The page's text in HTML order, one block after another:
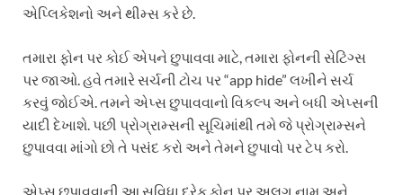
એપ્લિકેશનો અને થીમ્સ કરે છે.
તમારા ફોન પર કોઈ એપને છુપાવવા માટે, તમારા ફોનની સેટિંગ્સ
પર જાઓ. હવે તમારે સર્ચની ટોચ પર “app hide” લખીને સર્ચ
કરવું જોઈએ. તમને એપ્સ છુપાવવાનો વિકલ્પ અને બધી એપ્સની
યાદી દેખાશે. પછી પ્રોગ્રામ્સની સૂચિમાંથી તમે જે પ્રોગ્રામ્સને
છુપાવવા માંગો છો તે પસંદ કરો અને તેમને છુપાવો પર ટેપ કરો.
એપ્સ છુપાવવાની આ સુવિધા દરેક ફોન પર અલગ નામ અને